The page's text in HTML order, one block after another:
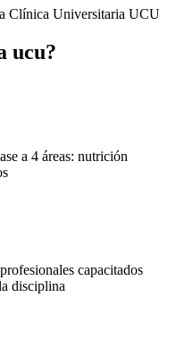
Clínica Universitaria UCU
ucu?
a 4 áreas: nutrición
capacitados
disciplina